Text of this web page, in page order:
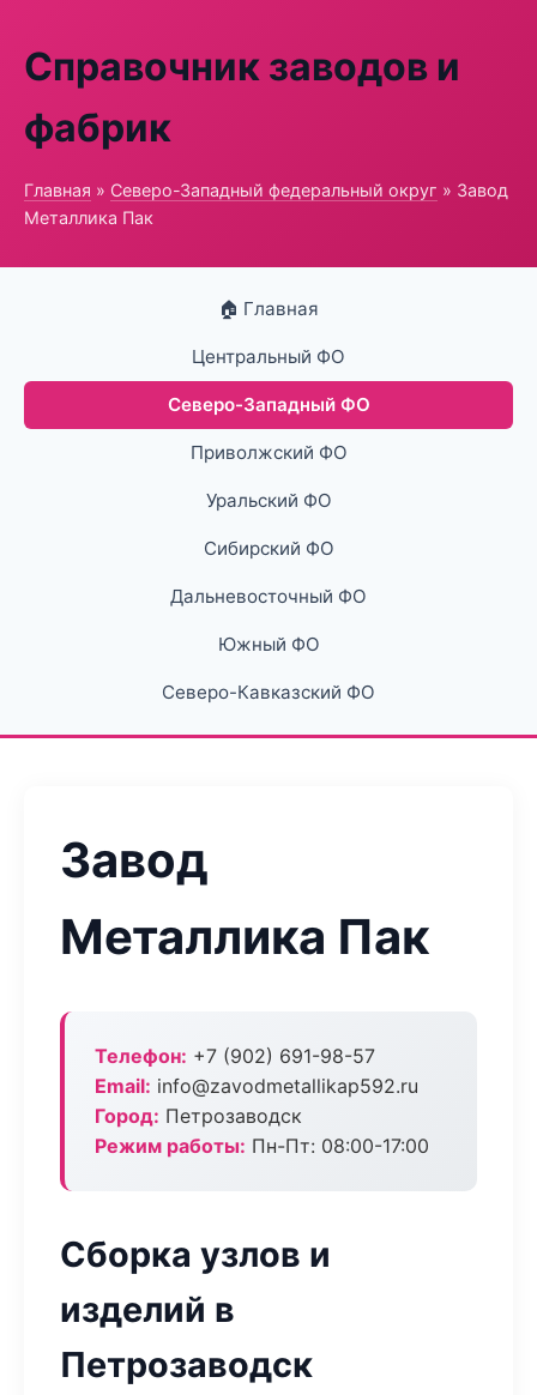
Справочник заводов и
фабрик
Главная » Северо-Западный федеральный округ » Завод
Металлика Пак
🏠 Главная
Центральный ФО
Северо-Западный ФО
Приволжский ФО
Уральский ФО
Сибирский ФО
Дальневосточный ФО
Южный ФО
Северо-Кавказский ФО
Завод
Металлика Пак
Телефон: +7 (902) 691-98-57
Email: info@zavodmetallikap592.ru
Город: Петрозаводск
Режим работы: Пн-Пт: 08:00-17:00
Сборка узлов и
изделий в
Петрозаводск